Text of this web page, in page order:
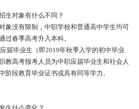
生对象有什么不同？
象没有限制，中职学校和普通高中学生均可
过春季高考升入本科。
届毕业生（即2019年秋季入学的初中毕业
教高考报考人员为中职应届毕业生和社会人
阶段教育毕业证书或具有同等学力。